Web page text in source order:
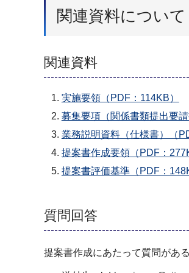
関連資料について
関連資料
実施要領（PDF：114KB）
募集要項（関係書類提出要
業務説明資料（仕様書）（
提案書作成要領（PDF：
提案書評価基準（PDF：
質問回答
提案書作成にあたって質問があ